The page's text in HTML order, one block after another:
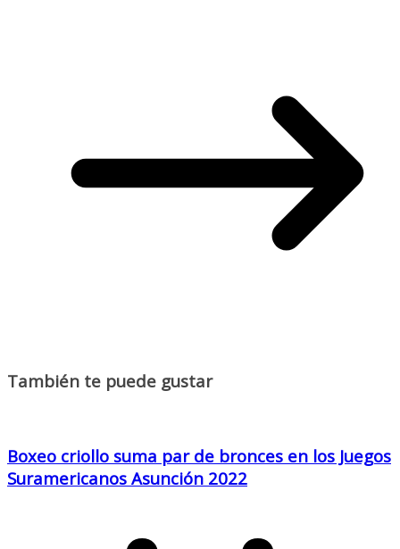
También te puede gustar
Boxeo criollo suma par de bronces en los Juegos
Suramericanos Asunción 2022